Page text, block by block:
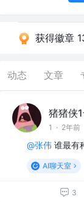
获得徽章
动态 文章
猪猪侠
1 · 2年前
@张伟 谁最有
AI聊天室
3